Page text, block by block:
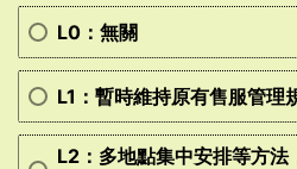
L0：無關
L1：暫時維持原有售服管理
L2：多地點集中安排等方